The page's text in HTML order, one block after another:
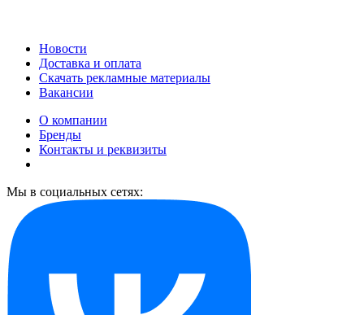
Новости
Доставка и оплата
Скачать рекламные материалы
Вакансии
О компании
Бренды
Контакты и реквизиты
Мы в социальных сетях: